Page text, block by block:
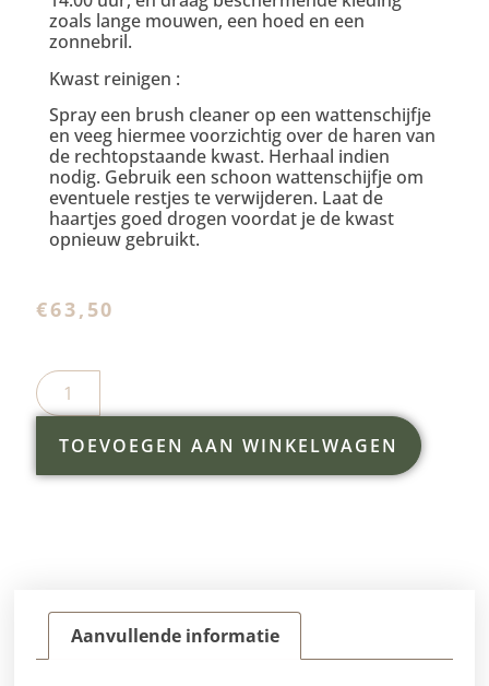
zoals lange mouwen, een hoed en een
zonnebril.
Kwast reinigen :
Spray een brush cleaner op een wattenschijfje
en veeg hiermee voorzichtig over de haren van
de rechtopstaande kwast. Herhaal indien
nodig. Gebruik een schoon wattenschijfje om
eventuele restjes te verwijderen. Laat de
haartjes goed drogen voordat je de kwast
opnieuw gebruikt.
€63,50
TOEVOEGEN AAN WINKELWAGEN
Aanvullende informatie